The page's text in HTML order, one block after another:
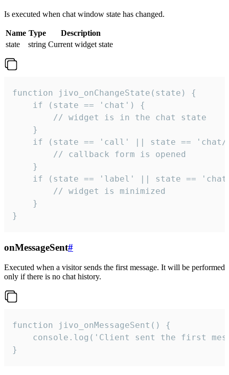
Is executed when chat window state has changed.
Name Type
Description
state
string Current widget state
function jivo_onChangeState(state) {
    if (state == 'chat') {
        // widget is in the chat state
    }
if (state == 'call' || state ==
        // callback form is opened
    }
if (state == 'label' || state ==
        // widget is minimized
    }
}
onMessageSent#
Executed when a visitor sends the first message. It will be performed
only if there is no chat history.
function jivo_onMessageSent() {
console.log('Client sent the first
}